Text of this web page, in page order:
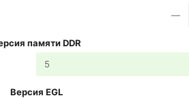
—
памяти DDR
5
Версия EGL